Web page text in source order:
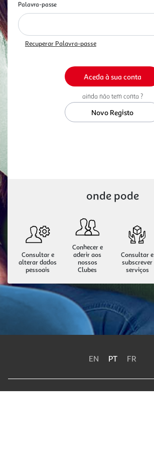
Palavra-passe
Recuperar Palavra-passe
ainda não tem conta ?
Novo Registo
onde pode
Consultar e
alterar dados
pessoais
Conhecer e
aderir aos
nossos
Clubes
Consultar e
subscrever
serviços
EN PT FR
Política de Privacidade